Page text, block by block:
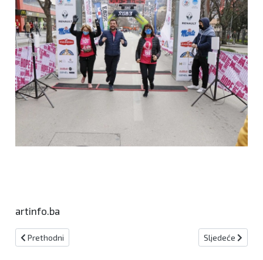
artinfo.ba
Prethodni članak: Sjajni rukometaši prohujali kroz Mostar!
Prethodni Sljedeći
Sljedeće